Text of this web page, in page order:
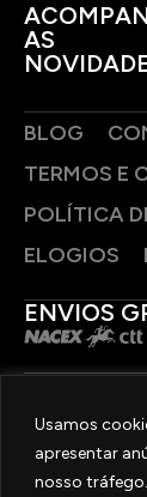
Usamos
apresentar
nosso
AS
BLOG
TERMOS E
POLÍTICA
ELOGIOS
ENVIOS
SIGA-NOS